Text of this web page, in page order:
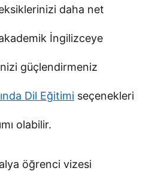
daha net
İngilizceye
güçlendirmeniz
Dil Eğitimi seçenekleri
olabilir.
öğrenci vizesi